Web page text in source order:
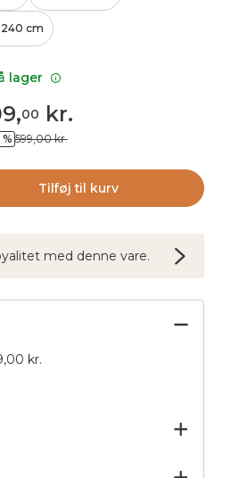
cm
,00 kr.
% 599,00 kr.
Tilføj til kurv
med denne vare.
kr.